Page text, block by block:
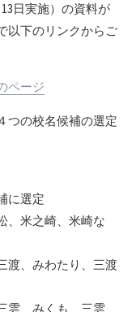
日実施）の資料が
以下のリンクからご
ページ
つの校名候補の選定
に選定
、米之崎、米崎な
渡、みわたり、三渡
雲、みくも、三雲